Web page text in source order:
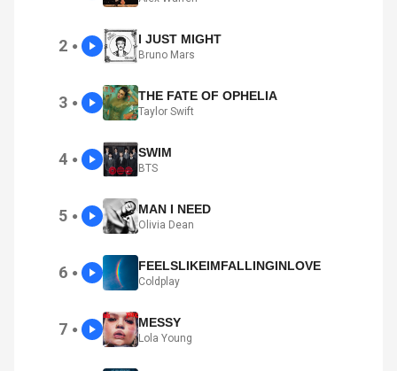
2 ● I JUST MIGHT
Bruno Mars
3 ● THE FATE OF OPHELIA
Taylor Swift
4 ● SWIM
BTS
5 ● MAN I NEED
Olivia Dean
6 ● FEELSLIKEIMFALLINGINLOVE
Coldplay
7 ● MESSY
Lola Young